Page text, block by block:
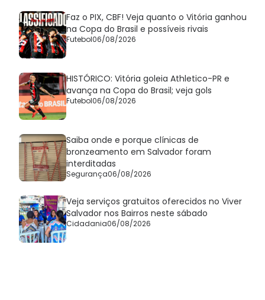
Faz o PIX, CBF! Veja quanto o Vitória ganhou
na Copa do Brasil e possíveis rivais
Futebol06/08/2026
HISTÓRICO: Vitória goleia Athletico-PR e
avança na Copa do Brasil; veja gols
Futebol06/08/2026
Saiba onde e porque clínicas de
bronzeamento em Salvador foram
interditadas
Segurança06/08/2026
Veja serviços gratuitos oferecidos no Viver
Salvador nos Bairros neste sábado
Cidadania06/08/2026